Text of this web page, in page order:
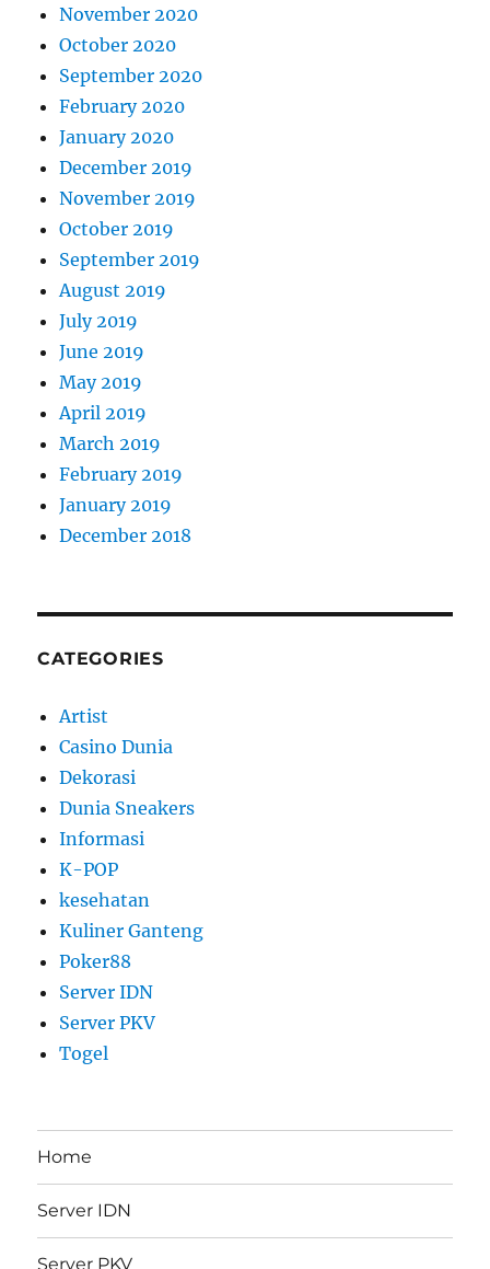
November 2020
October 2020
September 2020
February 2020
January 2020
December 2019
November 2019
October 2019
September 2019
August 2019
July 2019
June 2019
May 2019
April 2019
March 2019
February 2019
January 2019
December 2018
CATEGORIES
Artist
Casino Dunia
Dekorasi
Dunia Sneakers
Informasi
K-POP
kesehatan
Kuliner Ganteng
Poker88
Server IDN
Server PKV
Togel
Home
Server IDN
Server PKV